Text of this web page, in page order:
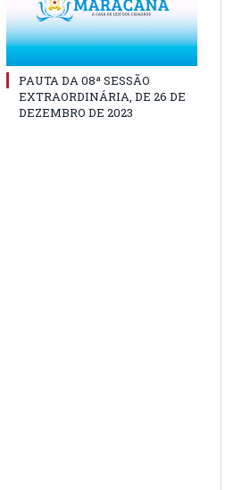
PAUTA DA 08ª SESSÃO
EXTRAORDINÁRIA, DE 26 DE
DEZEMBRO DE 2023